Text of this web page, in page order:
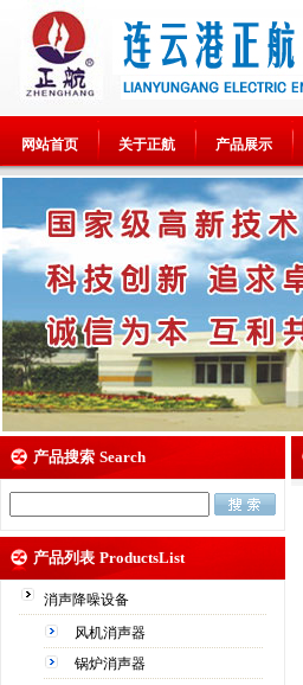
网站首页 关于正航 产品展示
产品搜索 Search
产品列表 ProductsList
消声降噪设备
风机消声器
锅炉消声器